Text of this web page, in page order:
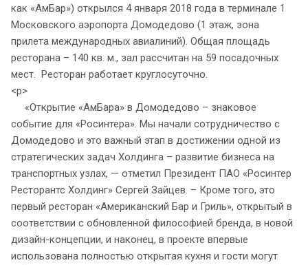
как «АмБар») открылся 4 января 2018 года в терминале 1
Mосковского аэропорта Домодедово (1 этаж, зона
прилета международных авиалиний). Общая площадь
ресторана – 140 кв. м., зал рассчитан на 59 посадочных
мест. Ресторан работает круглосуточно.
<p>
«Открытие «АмБара» в Домодедово – знаковое
событие для «Росинтера». Мы начали сотрудничество с
Домодедово и это важный этап в достижении одной из
стратегических задач Холдинга – развитие бизнеса на
транспортных узлах, — отметил Президент ПАО «Росинтер
Ресторантс Холдинг» Сергей Зайцев. – Кроме того, это
первый ресторан «Американский Бар и Гриль», открытый в
соответствии с обновленной философией бренда, в новой
дизайн-концепции, и наконец, в проекте впервые
использована полностью открытая кухня и гости могут